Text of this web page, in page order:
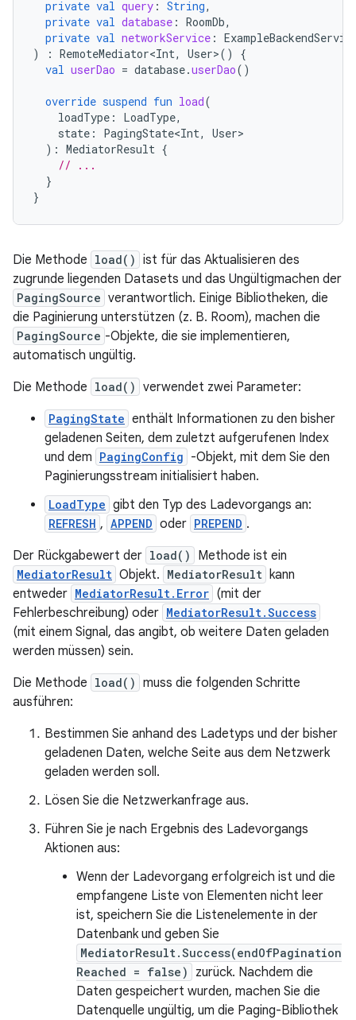
private val query : String,
private val database : RoomDb,
private val networkService :
)
: RemoteMediator<Int, User>()
{
val userDao = database.userDao()
override suspend fun load(
loadType : LoadType,
state : PagingState<Int, User
): MediatorResult {
// ...
}
}
Die Methode load() ist für das Aktualisieren des
zugrunde liegenden Datasets und das Ungültigmachen der
PagingSource verantwortlich. Einige Bibliotheken, die
die Paginierung unterstützen (z. B. Room), machen die
PagingSource -Objekte, die sie implementieren,
automatisch ungültig.
Die Methode load() verwendet zwei Parameter:
PagingState enthält Informationen zu den bisher
geladenen Seiten, dem zuletzt aufgerufenen Index
und dem PagingConfig -Objekt, mit dem Sie den
Paginierungsstream initialisiert haben.
LoadType gibt den Typ des Ladevorgangs an:
REFRESH , APPEND oder PREPEND .
Der Rückgabewert der load() Methode ist ein
MediatorResult Objekt. MediatorResult
kann
entweder MediatorResult.Error (mit der
Fehlerbeschreibung) oder MediatorResult.Success
(mit einem Signal, das angibt, ob weitere Daten geladen
werden müssen) sein.
Die Methode load() muss die folgenden Schritte
ausführen:
Bestimmen Sie anhand des Ladetyps und der bisher
geladenen Daten, welche Seite aus dem Netzwerk
geladen werden soll.
Lösen Sie die Netzwerkanfrage aus.
Führen Sie je nach Ergebnis des Ladevorgangs
Aktionen aus:
Wenn der Ladevorgang erfolgreich ist und die
empfangene Liste von Elementen nicht leer
ist, speichern Sie die Listenelemente in der
Datenbank und geben Sie
MediatorResult.Success(endOfPagination
Reached = false)
zurück. Nachdem die
Daten gespeichert wurden, machen Sie die
Datenquelle ungültig, um die Paging-Bibliothek